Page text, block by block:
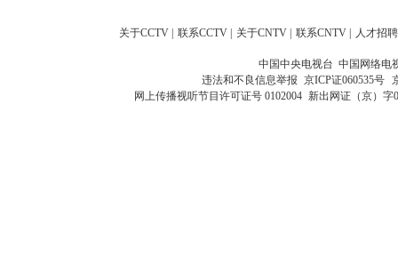
关于CCTV 联系CCTV 关于CNTV 联系CNTV 人才招聘
中国中央电视台 中国网络电
违法和不良信息举报 京ICP证060535号
网上传播视听节目许可证号 0102004 新出网证（京）